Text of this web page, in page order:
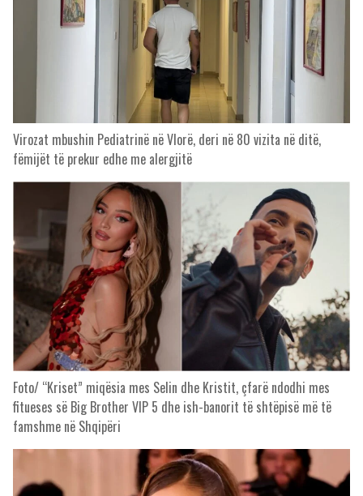
Virozat mbushin Pediatrinë në Vlorë, deri në 80 vizita në ditë,
fëmijët të prekur edhe me alergjitë
Foto/ “Kriset” miqësia mes Selin dhe Kristit, çfarë ndodhi mes
fitueses së Big Brother VIP 5 dhe ish-banorit të shtëpisë më të
famshme në Shqipëri